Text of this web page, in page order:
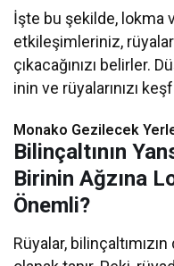
İşte bu şekilde, lokma
etkileşimleriniz,
çıkacağınızı belirler.
inin ve rüyalarınızı
Monako Gezilecek
Bilinçaltının
Birinin Ağzına
Önemli?
Rüyalar,